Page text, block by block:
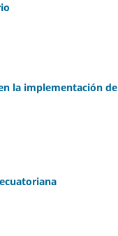
la implementación de